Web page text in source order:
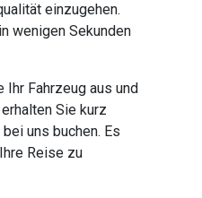
einzugehen.
wenigen Sekunden
Fahrzeug aus und
Sie kurz
uns buchen. Es
Reise zu